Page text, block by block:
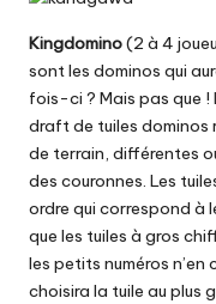
Kingdomino(2 à 4
sont les dominos qui
fois-ci ? Mais pas que !
draft de tuiles dominos
de terrain, différentes
des couronnes. Les
ordre qui correspond à
que les tuiles à gros
les petits numéros
choisira la tuile au plus